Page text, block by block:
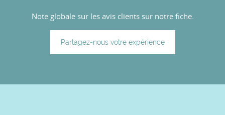
Note globale sur les avis clients sur notre fiche.
Partagez-nous votre expérience